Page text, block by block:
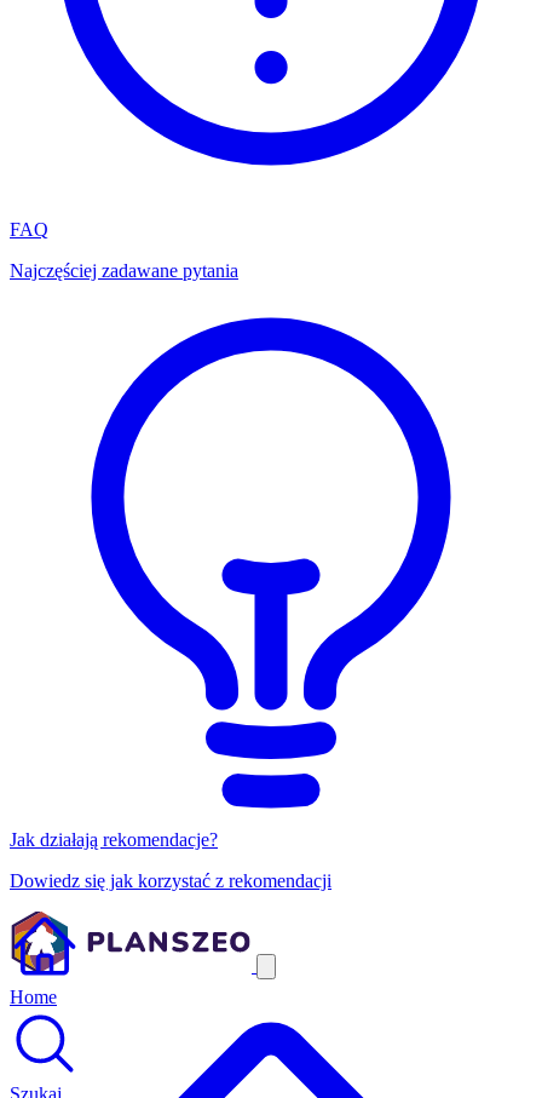
FAQ
Najczęściej zadawane pytania
Jak działają rekomendacje?
Dowiedz się jak korzystać z rekomendacji
Home
Szukaj